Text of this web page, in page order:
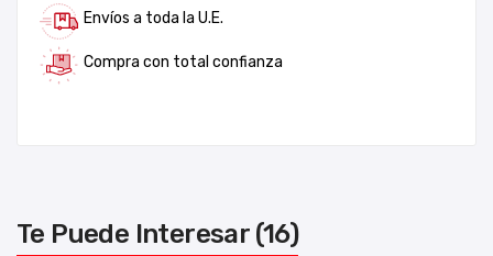
Envíos a toda la U.E.
Compra con total confianza
Te Puede Interesar (16)